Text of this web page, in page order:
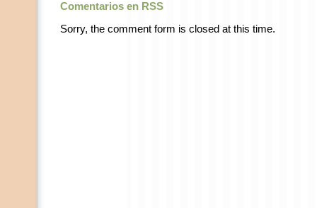
Comentarios en RSS
Sorry, the comment form is closed at this time.